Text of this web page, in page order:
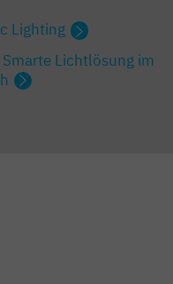
Lighting
Lichtlösung im